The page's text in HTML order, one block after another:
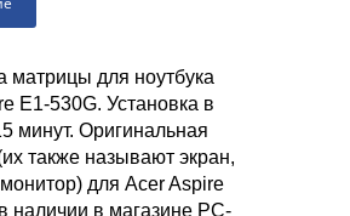
матрицы для ноутбука
E1-530G. Установка в
минут. Оригинальная
также называют экран,
для Acer Aspire
наличии в магазине PC-